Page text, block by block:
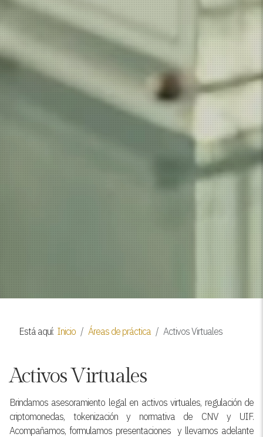
Está aquí: Inicio Áreas de práctica Activos Virtuales
Activos Virtuales
Brindamos asesoramiento legal en activos virtuales, regulación de
criptomonedas, tokenización y normativa de CNV y UIF.
Acompañamos, formulamos presentaciones y llevamos adelante